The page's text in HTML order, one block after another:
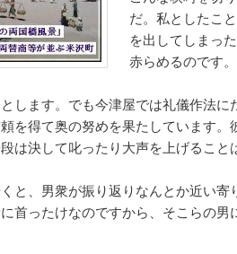
だ。私としたこ
を出してしまっ
赤らめるのです。
します。でも今津屋では礼儀作法に
を得て奥の努めを果たしています。
は決して叱ったり大声を上げること
と、男衆が振り返りなんとか近い寄
首ったけなのですから、そこらの男